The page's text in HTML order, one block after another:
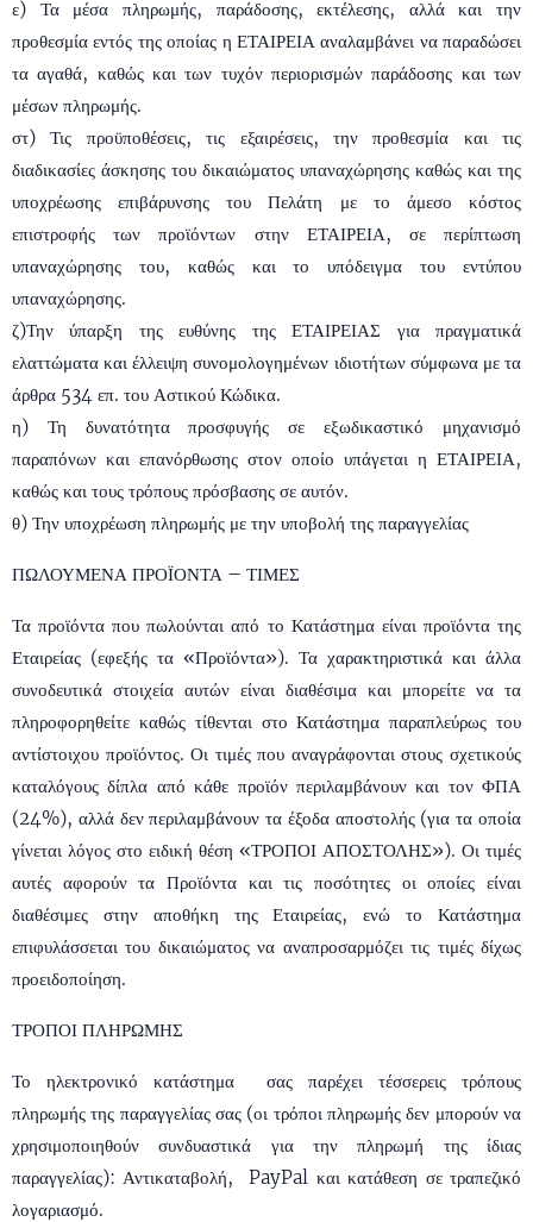
ε) Τα μέσα πληρωμής, παράδοσης, εκτέλεσης, αλλά και την
προθεσμία εντός της οποίας η ΕΤΑΙΡΕΙΑ αναλαμβάνει να παραδώσει
τα αγαθά, καθώς και των τυχόν περιορισμών παράδοσης και των
μέσων πληρωμής.
στ) Τις προϋποθέσεις, τις εξαιρέσεις, την προθεσμία και τις
διαδικασίες άσκησης του δικαιώματος υπαναχώρησης καθώς και της
υποχρέωσης επιβάρυνσης του Πελάτη με το άμεσο κόστος
επιστροφής των προϊόντων στην ΕΤΑΙΡΕΙΑ, σε περίπτωση
υπαναχώρησης του, καθώς και το υπόδειγμα του εντύπου
υπαναχώρησης.
ζ)Την ύπαρξη της ευθύνης της ΕΤΑΙΡΕΙΑΣ για πραγματικά
ελαττώματα και έλλειψη συνομολογημένων ιδιοτήτων σύμφωνα με τα
άρθρα 534 επ. του Αστικού Κώδικα.
η) Τη δυνατότητα προσφυγής σε εξωδικαστικό μηχανισμό
παραπόνων και επανόρθωσης στον οποίο υπάγεται η ΕΤΑΙΡΕΙΑ,
καθώς και τους τρόπους πρόσβασης σε αυτόν.
θ) Την υποχρέωση πληρωμής με την υποβολή της παραγγελίας
ΠΩΛΟΥΜΕΝΑ ΠΡΟΪΟΝΤΑ – ΤΙΜΕΣ
Τα προϊόντα που πωλούνται από το Κατάστημα είναι προϊόντα της
Εταιρείας (εφεξής τα «Προϊόντα»). Τα χαρακτηριστικά και άλλα
συνοδευτικά στοιχεία αυτών είναι διαθέσιμα και μπορείτε να τα
πληροφορηθείτε καθώς τίθενται στο Κατάστημα παραπλεύρως του
αντίστοιχου προϊόντος. Οι τιμές που αναγράφονται στους σχετικούς
καταλόγους δίπλα από κάθε προϊόν περιλαμβάνουν και τον ΦΠΑ
(24%), αλλά δεν περιλαμβάνουν τα έξοδα αποστολής (για τα οποία
γίνεται λόγος στο ειδική θέση «ΤΡΟΠΟΙ ΑΠΟΣΤΟΛΗΣ»). Οι τιμές
αυτές αφορούν τα Προϊόντα και τις ποσότητες οι οποίες είναι
διαθέσιμες στην αποθήκη της Εταιρείας, ενώ το Κατάστημα
επιφυλάσσεται του δικαιώματος να αναπροσαρμόζει τις τιμές δίχως
προειδοποίηση.
ΤΡΟΠΟΙ ΠΛΗΡΩΜΗΣ
Το ηλεκτρονικό κατάστημα σας παρέχει τέσσερεις τρόπους
πληρωμής της παραγγελίας σας (οι τρόποι πληρωμής δεν μπορούν να
χρησιμοποιηθούν συνδυαστικά για την πληρωμή της ίδιας
παραγγελίας): Αντικαταβολή, PayPal και κατάθεση σε τραπεζικό
λογαριασμό.